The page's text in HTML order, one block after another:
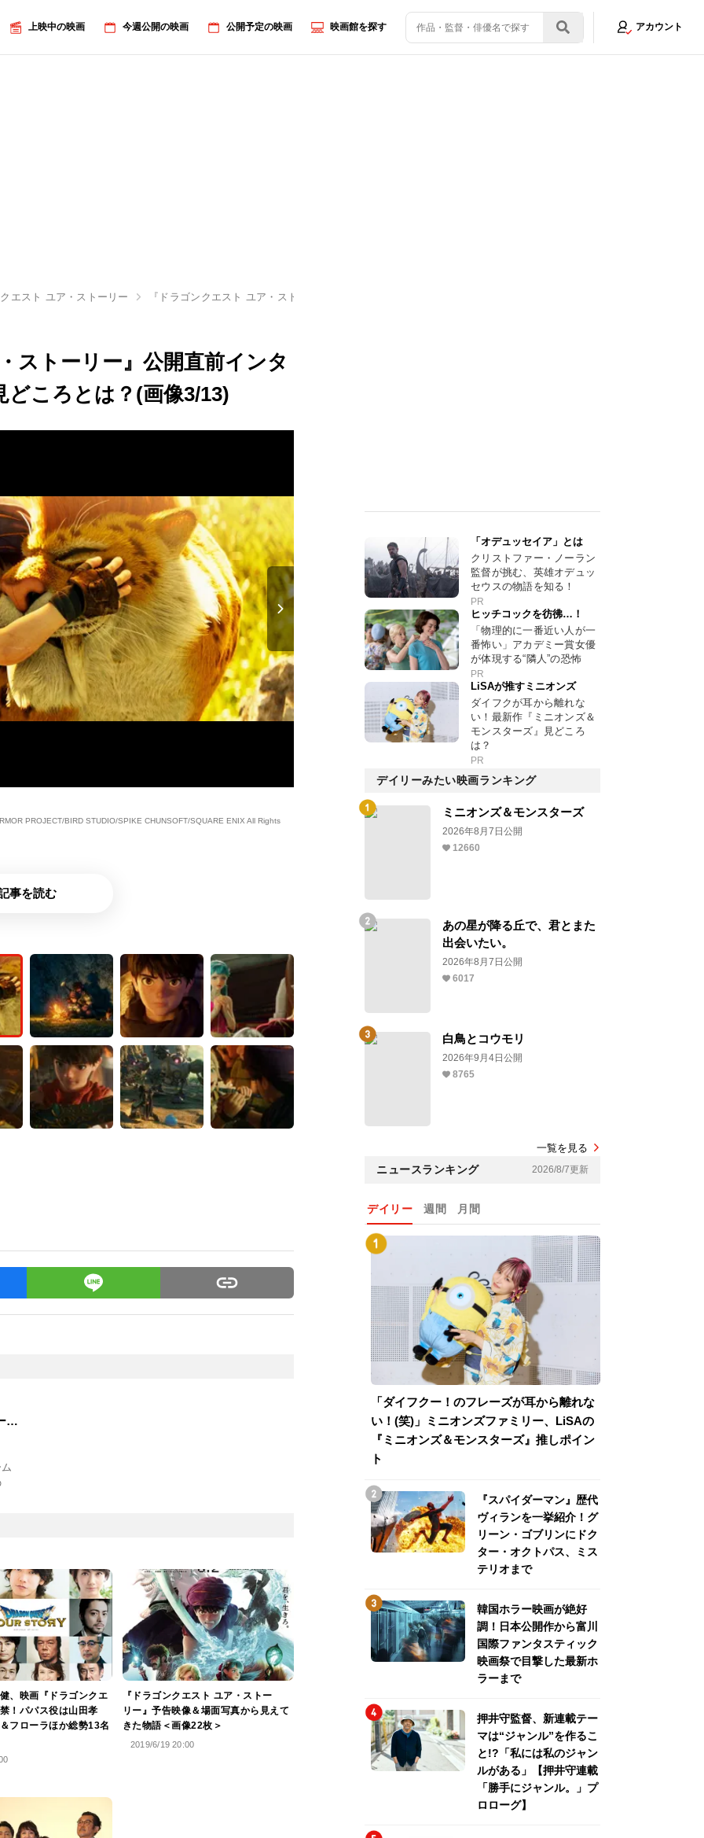
上映中の映画 今週公開の映画 公開予定の映画 映画館を探す アカウント
エスト ユア・ストーリー 『ドラゴンクエスト ユア・ストーリー』公開直前インタビュー！監督イチ押しの見どころとは？
ストーリー』公開直前インタ
ころとは？(画像3/13)
PROJECT/BIRD STUDIO/SPIKE CHUNSOFT/SQUARE ENIX All Rights
事を読む
、映画『ドラゴンクエ
！パパス役は山田孝
フローラほか総勢13名
『ドラゴンクエスト ユア・ストー
リー』予告映像＆場面写真から見えて
きた物語＜画像22枚＞
2019/6/19 20:00
「オデュッセイア」とは
クリストファー・ノーラン
監督が挑む、英雄オデュッ
セウスの物語を知る！
PR
ヒッチコックを彷彿…！
「物理的に一番近い人が一
番怖い」アカデミー賞女優
が体現する“隣人”の恐怖
PR
LiSAが推すミニオンズ
ダイフクが耳から離れな
い！最新作『ミニオンズ＆
モンスターズ』見どころ
は？
PR
デイリーみたい映画ランキング
ミニオンズ＆モンスターズ
2026年8月7日公開
12660
あの星が降る丘で、君とまた
出会いたい。
2026年8月7日公開
6017
白鳥とコウモリ
2026年9月4日公開
8765
一覧を見る
ニュースランキング 2026/8/7更新
デイリー 週間 月間
「ダイフクー！のフレーズが耳から離れな
い！(笑)」ミニオンズファミリー、LiSAの
『ミニオンズ＆モンスターズ』推しポイン
ト
『スパイダーマン』歴代
ヴィランを一挙紹介！グ
リーン・ゴブリンにドク
ター・オクトパス、ミス
テリオまで
韓国ホラー映画が絶好
調！日本公開作から富川
国際ファンタスティック
映画祭で目撃した最新ホ
ラーまで
押井守監督、新連載テー
マは“ジャンル”を作るこ
と!?「私には私のジャン
ルがある」【押井守連載
「勝手にジャンル。」プ
ロローグ】